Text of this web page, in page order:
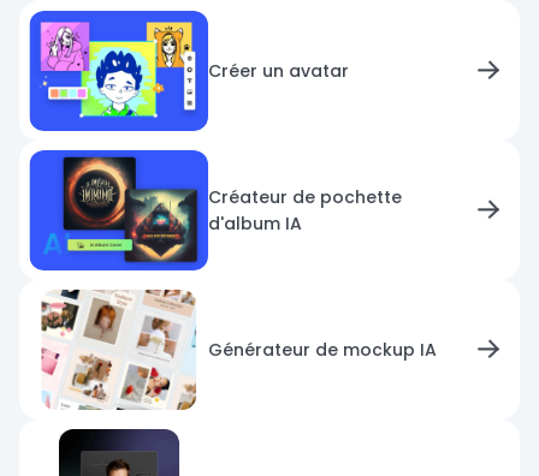
Créer un avatar
Créateur de pochette
d'album IA
Générateur de mockup IA